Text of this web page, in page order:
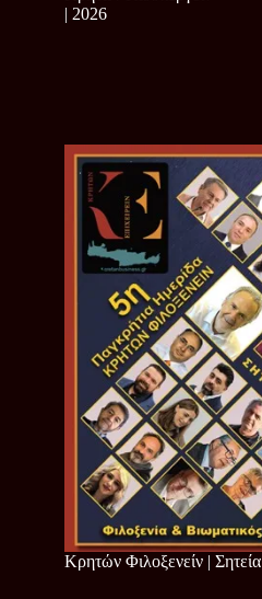
| 2026
Κρητών Φιλοξενείν | Σητεία